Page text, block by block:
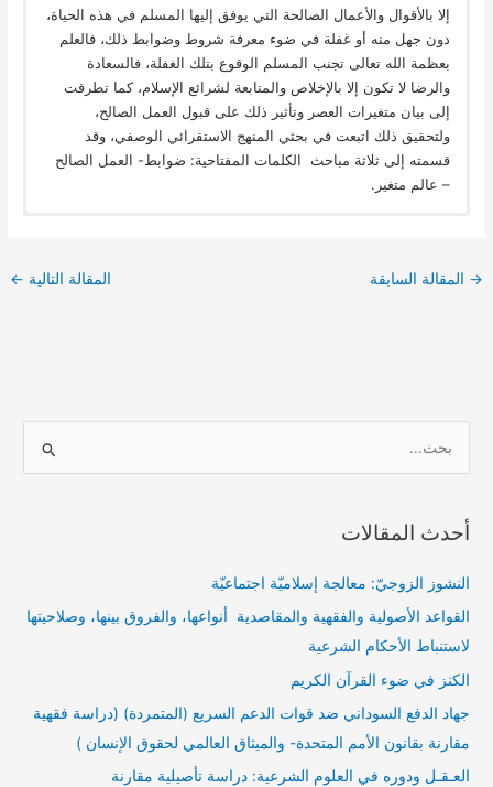
إلا بالأقوال والأعمال الصالحة التي يوفق إليها المسلم في هذه الحياة،
دون جهل منه أو غفلة في ضوء معرفة شروط وضوابط ذلك، فالعلم
بعظمة الله تعالى تجنب المسلم الوقوع بتلك الغفلة، فالسعادة
والرضا لا تكون إلا بالإخلاص والمتابعة لشرائع الإسلام، كما تطرقت
إلى بيان متغيرات العصر وتأثير ذلك على قبول العمل الصالح،
ولتحقيق ذلك اتبعت في بحثي المنهج الاستقرائي الوصفي، وقد
قسمته إلى ثلاثة مباحث الكلمات المفتاحية: ضوابط- العمل الصالح
– عالم متغير.
→ المقالة السابقة المقالة التالية ←
ح
أحدث المقالات
النشوز الزوجيّ: معالجة إسلاميّة اجتماعيّة
القواعد الأصولية والفقهية والمقاصدية أنواعها، والفروق بينها، وصلاحيتها
لاستنباط الأحكام الشرعية
الكنز في ضوء القرآن الكريم
جهاد الدفع السوداني ضد قوات الدعم السريع (المتمردة) (دراسة فقهية
مقارنة بقانون الأمم المتحدة- والميثاق العالمي لحقوق الإنسان )
العـقـل ودوره في العلوم الشرعية: دراسة تأصيلية مقارنة